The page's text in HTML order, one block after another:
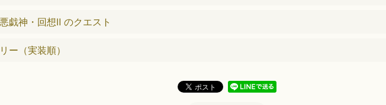
戯神・回想Ⅱ のクエスト
ー（実装順）